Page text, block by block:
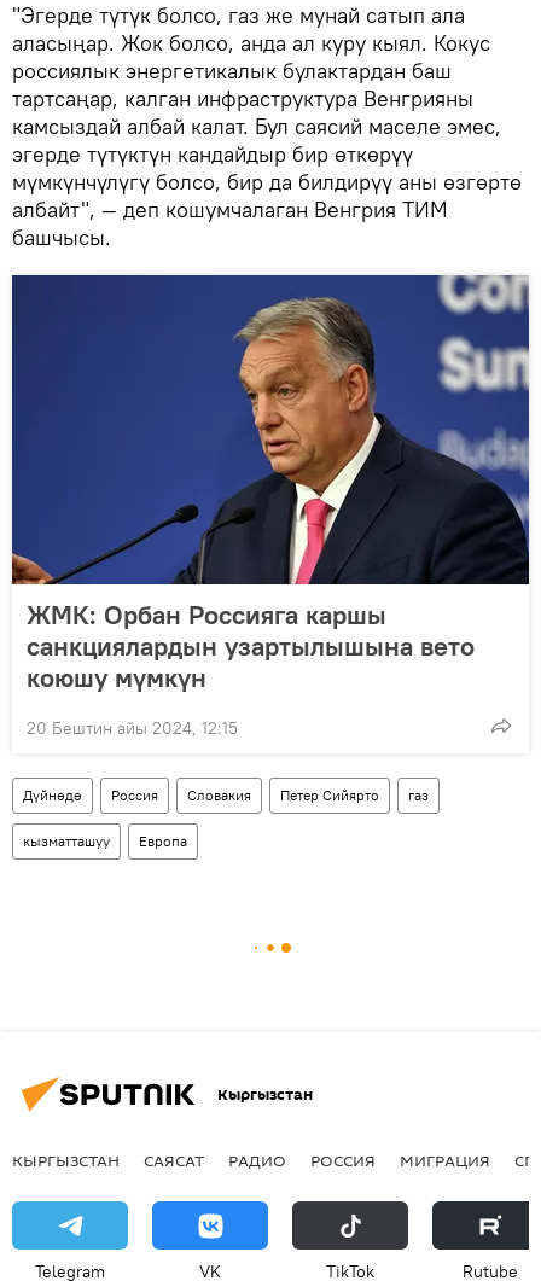
"Эгерде түтүк болсо, газ же мунай сатып ала
аласыңар. Жок болсо, анда ал куру кыял. Кокус
россиялык энергетикалык булактардан баш
тартсаңар, калган инфраструктура Венгрияны
камсыздай албай калат. Бул саясий маселе эмес,
эгерде түтүктүн кандайдыр бир өткөрүү
мүмкүнчүлүгү болсо, бир да билдирүү аны өзгөртө
албайт", — деп кошумчалаган Венгрия ТИМ
башчысы.
ЖМК: Орбан Россияга каршы
санкциялардын узартылышына вето
коюшу мүмкүн
20 Бештин айы 2024, 12:15
Дүйнөдө Россия Словакия Петер Сийярто газ
кызматташуу Европа
Кыргызстан
КЫРГЫЗСТАН САЯСАТ РАДИО РОССИЯ МИГРАЦИЯ
Telegram VK ТikТоk Rutube